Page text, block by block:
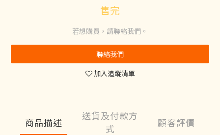
售完
若想購買，請聯絡我們。
聯絡我們
加入追蹤清單
商品描述
送貨及付款方
式
顧客評價